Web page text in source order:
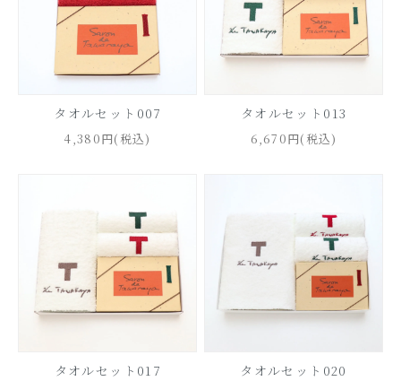
タオルセット007
4,380円(税込)
タオルセット013
6,670円(税込)
タオルセット017 タオルセット020